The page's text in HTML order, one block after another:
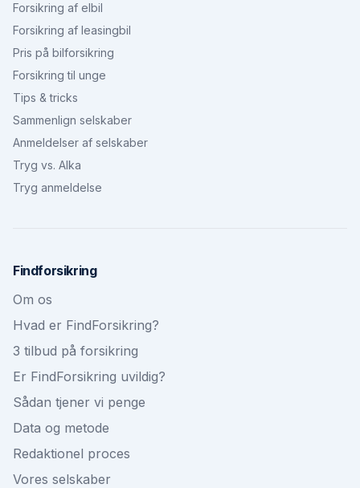
Forsikring af elbil
Forsikring af leasingbil
Pris på bilforsikring
Forsikring til unge
Tips & tricks
Sammenlign selskaber
Anmeldelser af selskaber
Tryg vs. Alka
Tryg anmeldelse
Findforsikring
Om os
Hvad er FindForsikring?
3 tilbud på forsikring
Er FindForsikring uvildig?
Sådan tjener vi penge
Data og metode
Redaktionel proces
Vores selskaber